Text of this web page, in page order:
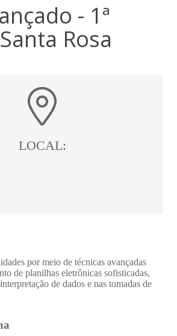
- 1ª
Rosa